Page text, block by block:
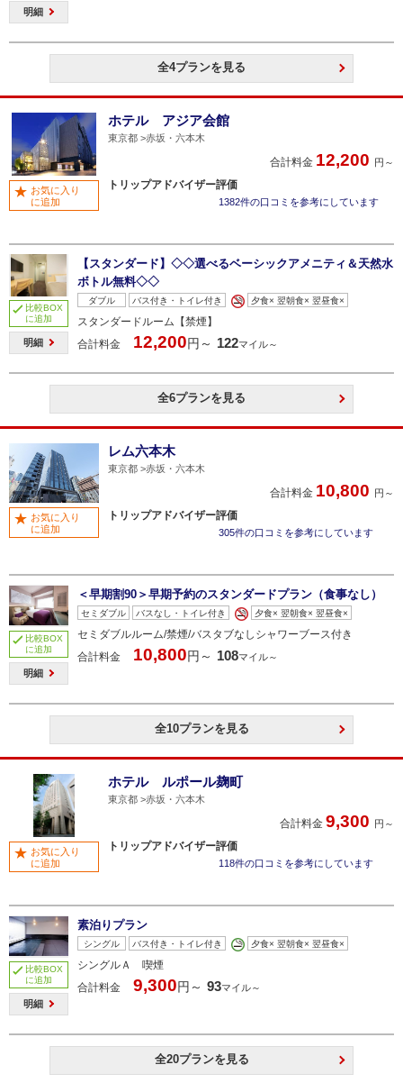
明細
全4プランを見る
ホテル アジア会館
東京都 赤坂・六本木
合計料金 12,200 円～
トリップアドバイザー評価
1382件の口コミを参考にしています
お気に入り
に追加
比較BOX
に追加
明細
【スタンダード】◇◇選べるベーシックアメニティ＆天然水
ボトル無料◇◇
ダブル バス付き・トイレ付き 夕食× 翌朝食× 翌昼食×
スタンダードルーム【禁煙】
合計料金
12,200円～ 122マイル～
全6プランを見る
レム六本木
東京都 赤坂・六本木
合計料金 10,800 円～
トリップアドバイザー評価
305件の口コミを参考にしています
お気に入り
に追加
比較BOX
に追加
明細
＜早期割90＞早期予約のスタンダードプラン（食事なし）
セミダブル バスなし・トイレ付き 夕食× 翌朝食× 翌昼食×
セミダブルルーム/禁煙/バスタブなしシャワーブース付き
合計料金
10,800円～ 108マイル～
全10プランを見る
ホテル ルポール麹町
東京都 赤坂・六本木
合計料金 9,300 円～
トリップアドバイザー評価
118件の口コミを参考にしています
お気に入り
に追加
比較BOX
に追加
明細
素泊りプラン
シングル バス付き・トイレ付き 夕食× 翌朝食× 翌昼食×
シングルＡ 喫煙
合計料金
9,300円～ 93マイル～
全20プランを見る